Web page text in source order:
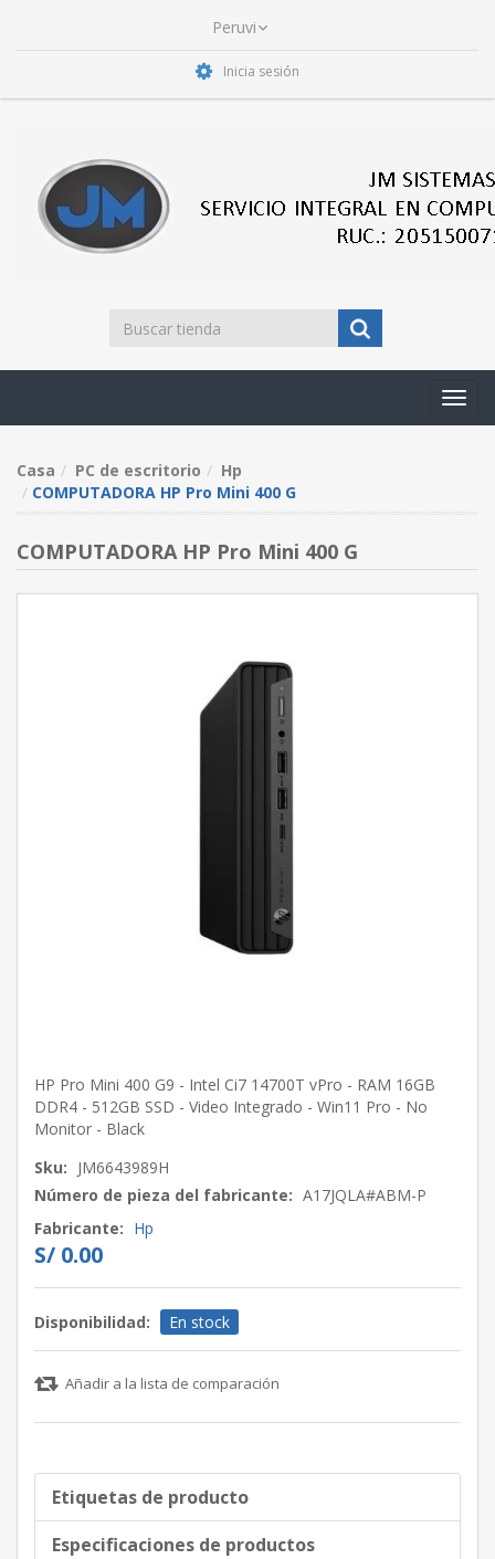
Inicia sesión
Casa PC de escritorio
Hp
COMPUTADORA HP Pro Mini 400 G
COMPUTADORA HP Pro Mini 400 G
HP Pro Mini 400 G9 - Intel Ci7 14700T vPro - RAM 16GB
DDR4 - 512GB SSD - Video Integrado - Win11 Pro - No
Monitor - Black
Sku: JM6643989H
Número de pieza del fabricante: A17JQLA#ABM-P
Fabricante: Hp
S/ 0.00
Disponibilidad: En stock
Añadir a la lista de comparación
Etiquetas de producto
Especificaciones de productos